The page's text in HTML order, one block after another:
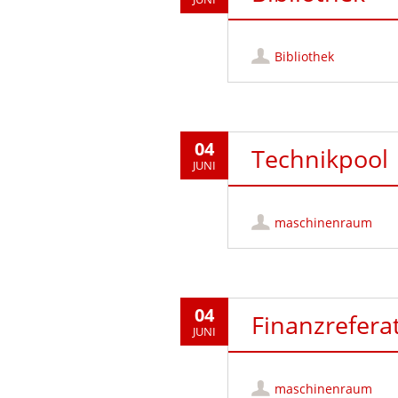
Bibliothek
04
JUNI Technikpool
maschinenraum
04
JUNI
maschinenraum